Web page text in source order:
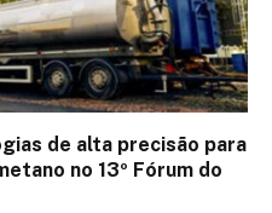
de alta precisão para
no 13º Fórum do